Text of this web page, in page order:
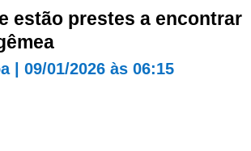
estão prestes a encontrar
| 09/01/2026 às 06:15